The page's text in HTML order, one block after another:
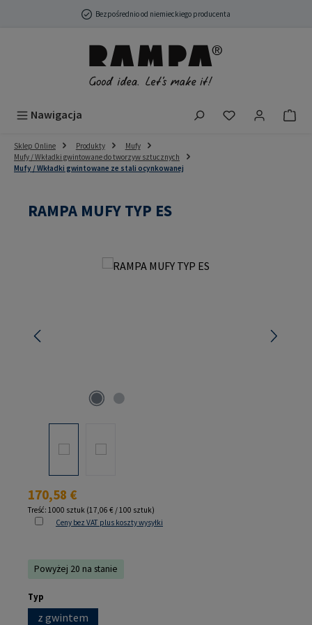
Przejdź do głównej zawartościBezpośrednio od niemieckiego producenta
Nawigacja Masz 0
Sklep Online Produkty
Mufy
Mufy / Wkładki gwintowane do tworzyw sztucznych
Mufy / Wkładki gwintowane ze stali ocynkowanej
RAMPA MUFY TYP ES
Pomiń galerię zdjęć
Cena regularna:
170,58 €
Treść: 1000 sztuk (17,06 € / 100 sztuk)
Ceny bez VAT plus koszty wysyłki
Powyżej 20 na stanie
Wybierz
Typ
z gwintem